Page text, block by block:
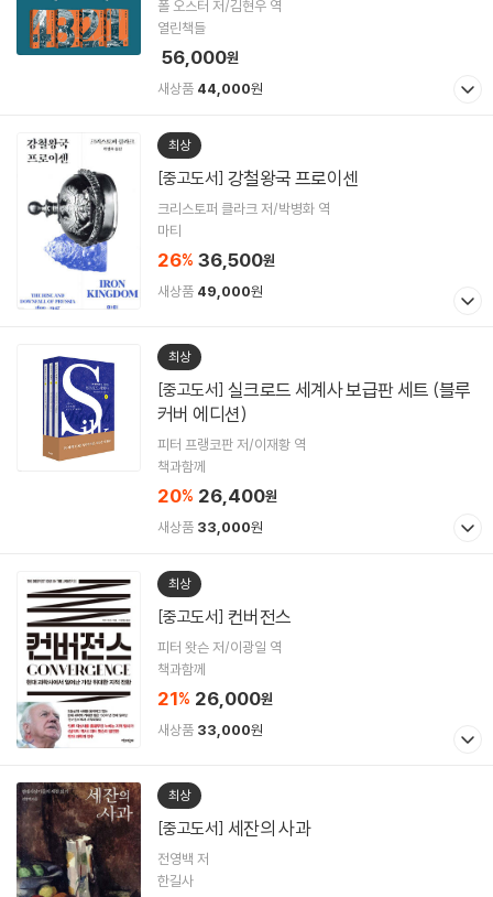
폴 오스터 저/김현우 역
열린책들
56,000원
새상품 44,000원
최상
[중고도서] 강철왕국 프로이센
크리스토퍼 클라크 저/박병화 역
마티
26% 36,500원
새상품 49,000원
최상
[중고도서]
커버 에디션)
피터 프랭코판 저/이재황 역
책과함께
20% 26,400원
새상품 33,000원
최상
[중고도서] 컨버전스
피터 왓슨 저/이광일 역
책과함께
21% 26,000원
새상품 33,000원
최상
[중고도서] 세잔의 사과
전영백 저
한길사